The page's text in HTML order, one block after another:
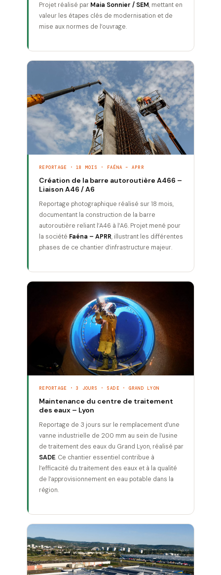
Projet réalisé par Maia Sonnier / SEM, mettant en
valeur les étapes clés de modernisation et de
mise aux normes de l’ouvrage.
REPORTAGE · 18 MOIS · FAÉNA – APRR
Création de la barre autoroutière A466 –
Liaison A46 / A6
Reportage photographique réalisé sur 18 mois,
documentant la construction de la barre
autoroutière reliant l’A46 à l’A6. Projet mené pour
la société Faéna – APRR, illustrant les différentes
phases de ce chantier d’infrastructure majeur.
REPORTAGE · 3 JOURS · SADE · GRAND LYON
Maintenance du centre de traitement
des eaux – Lyon
Reportage de 3 jours sur le remplacement d’une
vanne industrielle de 200 mm au sein de l’usine
de traitement des eaux du Grand Lyon, réalisé par
SADE. Ce chantier essentiel contribue à
l’efficacité du traitement des eaux et à la qualité
de l’approvisionnement en eau potable dans la
région.